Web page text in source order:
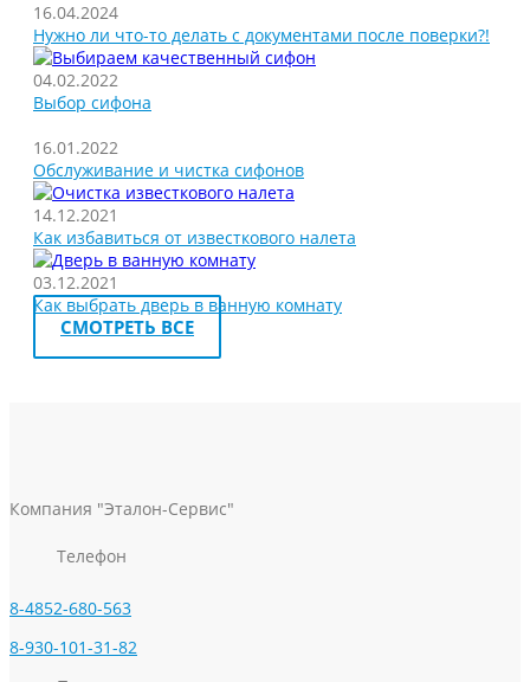
16.04.2024
Нужно ли что-то делать с документами после поверки?!
04.02.2022
Выбор сифона
16.01.2022
Обслуживание и чистка сифонов
14.12.2021
Как избавиться от известкового налета
03.12.2021
Как выбрать дверь в ванную комнату
СМОТРЕТЬ ВСЕ
Компания "Эталон-Сервис"
Телефон
8-4852-680-563
8-930-101-31-82